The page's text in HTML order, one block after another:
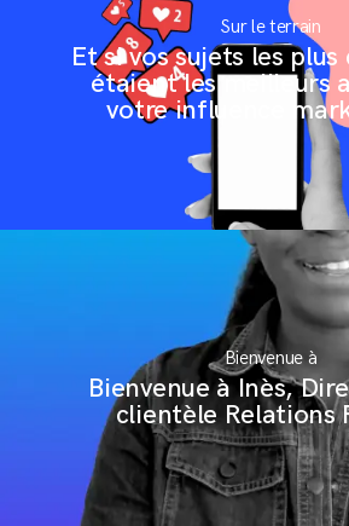
Mentions légales
Conditions Générales de
Sur le terrain
Et si vos sujets les plus
étaient les meilleurs
votre influence
Bienvenue à
Bienvenue à Inès,
clientèle Relations